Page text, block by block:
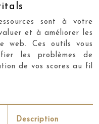
sont à votre
et à améliorer les
web. Ces outils vous
les problèmes de
de vos scores au fil
Description